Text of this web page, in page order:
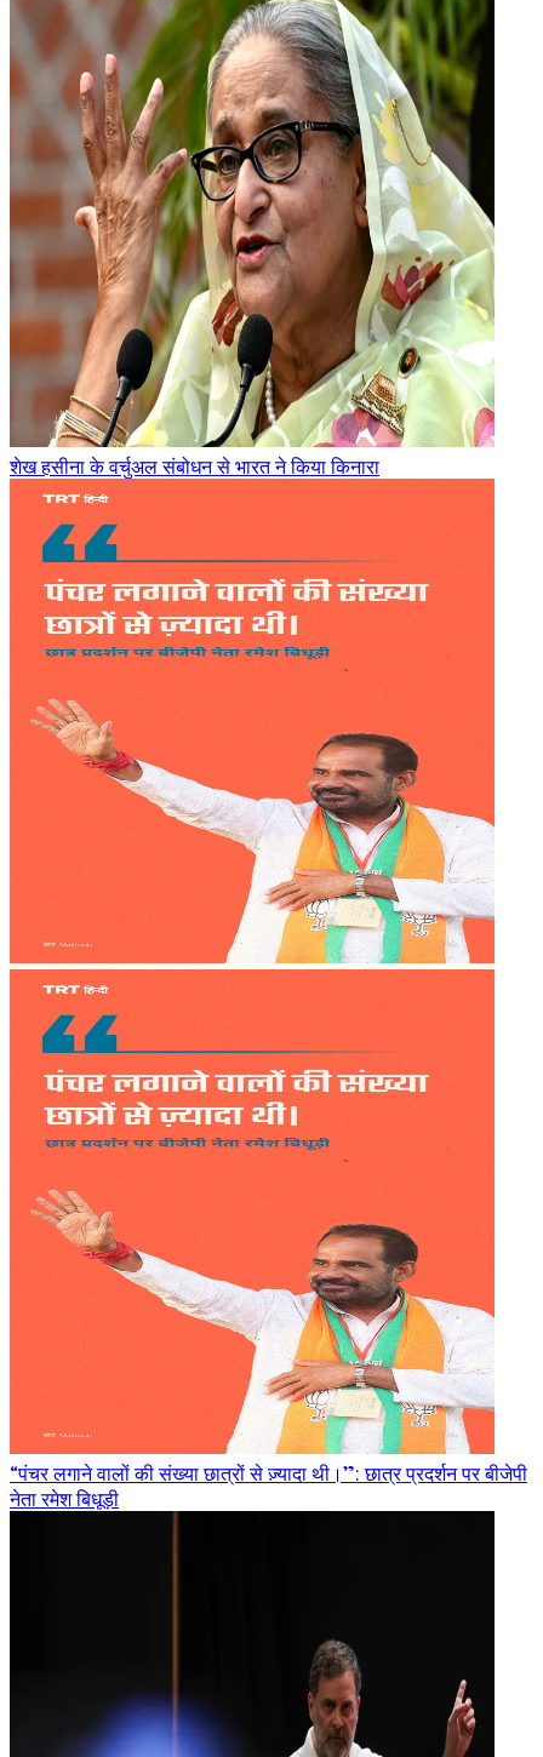
शेख हसीना के वर्चुअल संबोधन से भारत ने किया किनारा
“पंचर लगाने वालों की संख्या छात्रों से ज़्यादा थी।”: छात्र प्रदर्शन पर बीजेपी
नेता रमेश बिधूड़ी